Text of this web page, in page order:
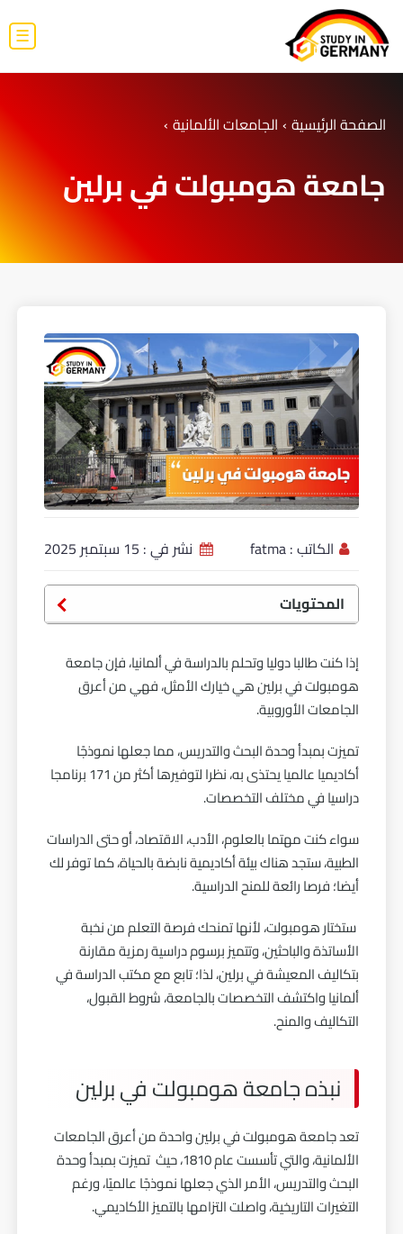
☰
الصفحة الرئيسية › الجامعات الألمانية ›
جامعة هومبولت في برلين
الكاتب :fatma نشر في : 15 سبتمبر 2025
المحتويات
إذا كنت طالبا دوليا وتحلم بالدراسة في ألمانيا، فإن جامعة
هومبولت في برلين هي خيارك الأمثل، فهي من أعرق
الجامعات الأوروبية.
تميزت بمبدأ وحدة البحث والتدريس، مما جعلها نموذجًا
أكاديميا عالميا يحتذى به، نظرا لتوفيرها أكثر من 171 برنامجا
دراسيا في مختلف التخصصات.
سواء كنت مهتما بالعلوم، الأدب، الاقتصاد، أو حتى الدراسات
الطبية، ستجد هناك بيئة أكاديمية نابضة بالحياة، كما توفر لك
أيضا؛ فرصا رائعة للمنح الدراسية.
ستختار هومبولت، لأنها تمنحك فرصة التعلم من نخبة
الأساتذة والباحثين، وتتميز برسوم دراسية رمزية مقارنة
بتكاليف المعيشة في برلين، لذا؛ تابع مع مكتب الدراسة في
ألمانيا واكتشف التخصصات بالجامعة، شروط القبول،
التكاليف والمنح.
نبذه جامعة هومبولت في برلين
تعد جامعة هومبولت في برلين واحدة من أعرق الجامعات
الألمانية، والتي تأسست عام 1810، حيث تميزت بمبدأ وحدة
البحث والتدريس، الأمر الذي جعلها نموذجًا عالميًا، ورغم
التغيرات التاريخية، واصلت التزامها بالتميز الأكاديمي.